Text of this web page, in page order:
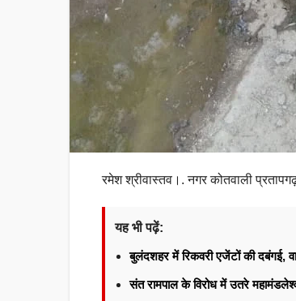
रमेश श्रीवास्तव।. नगर कोतवाली
यह भी पढ़ें:
बुलंदशहर में रिकवरी एजेंटों की दबंगई,
संत रामपाल के विरोध में उतरे